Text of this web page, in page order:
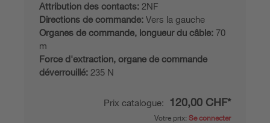
Attribution des contacts: 2NF
Directions de commande: Vers la gauche
Organes de commande, longueur du câble: 70
m
Force d'extraction, organe de commande
déverrouillé: 235 N
Prix catalogue: 120,00 CHF*
Votre prix: Se connecter